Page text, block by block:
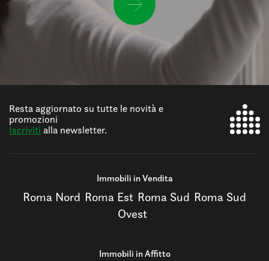
Resta aggiornato su tutte le novità e
promozioni
Iscriviti alla newsletter.
Immobili in Vendita
Roma Nord Roma Est Roma Sud Roma Sud
Ovest
Immobili in Affitto